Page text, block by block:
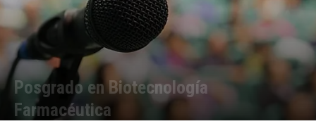
Posgrado en Biotecnología
Farmacéutica